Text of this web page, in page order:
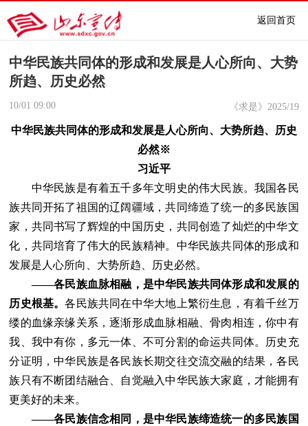
返回首页
中华民族共同体的形成和发展是人心所向、大势
所趋、历史必然
10/01 09:00 《求是》2025/19
中华民族共同体的形成和发展是人心所向、大势所趋、历史
必然※
习近平
中华民族是有着五千多年文明史的伟大民族。我国各民
族共同开拓了祖国的辽阔疆域，共同缔造了统一的多民族国
家，共同书写了辉煌的中国历史，共同创造了灿烂的中华文
化，共同培育了伟大的民族精神。中华民族共同体的形成和
发展是人心所向、大势所趋、历史必然。
——各民族血脉相融，是中华民族共同体形成和发展的
历史根基。各民族共同在中华大地上繁衍生息，有着千丝万
缕的血缘亲缘关系，逐渐形成血脉相融、骨肉相连，你中有
我、我中有你，多元一体、不可分割的命运共同体。历史充
分证明，中华民族是各民族长期交往交流交融的结果，各民
族只有不断团结融合、自觉融入中华民族大家庭，才能拥有
更美好的未来。
——各民族信念相同，是中华民族缔造统一的多民族国